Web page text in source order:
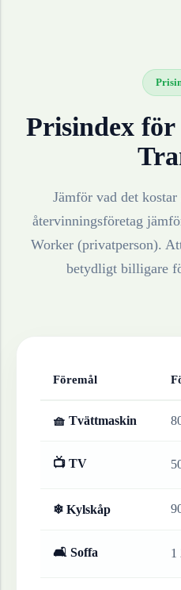
Prisindex
Jämför vad det
återvinningsföretag
Worker (privatperson).
betydligt billigare
Föremål
🧺 Tvättmaskin
📺 TV
❄ Kylskåp
🛋 Soffa 1